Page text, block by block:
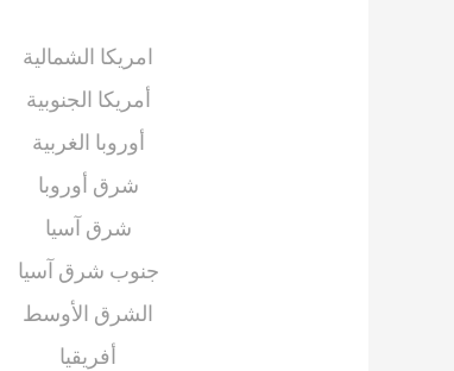
امريكا الشمالية
أمريكا الجنوبية
أوروبا الغربية
شرق أوروبا
شرق آسيا
جنوب شرق آسيا
الشرق الأوسط
أفريقيا